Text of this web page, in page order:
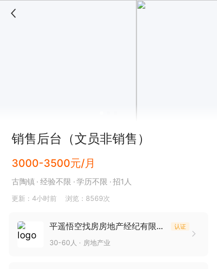
销售后台（文员非销售）
3000-3500元/月
古陶镇 经验不限 学历不限 招1人
更新：4小时前 浏览：8569次
平遥悟空找房房地产经纪有限公司 认证
30-60人 房地产业